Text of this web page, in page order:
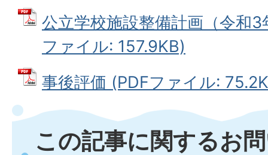
公立学校施設整備計画（令和
ファイル: 157.9KB)
事後評価 (PDFファイル:
この記事に関するお